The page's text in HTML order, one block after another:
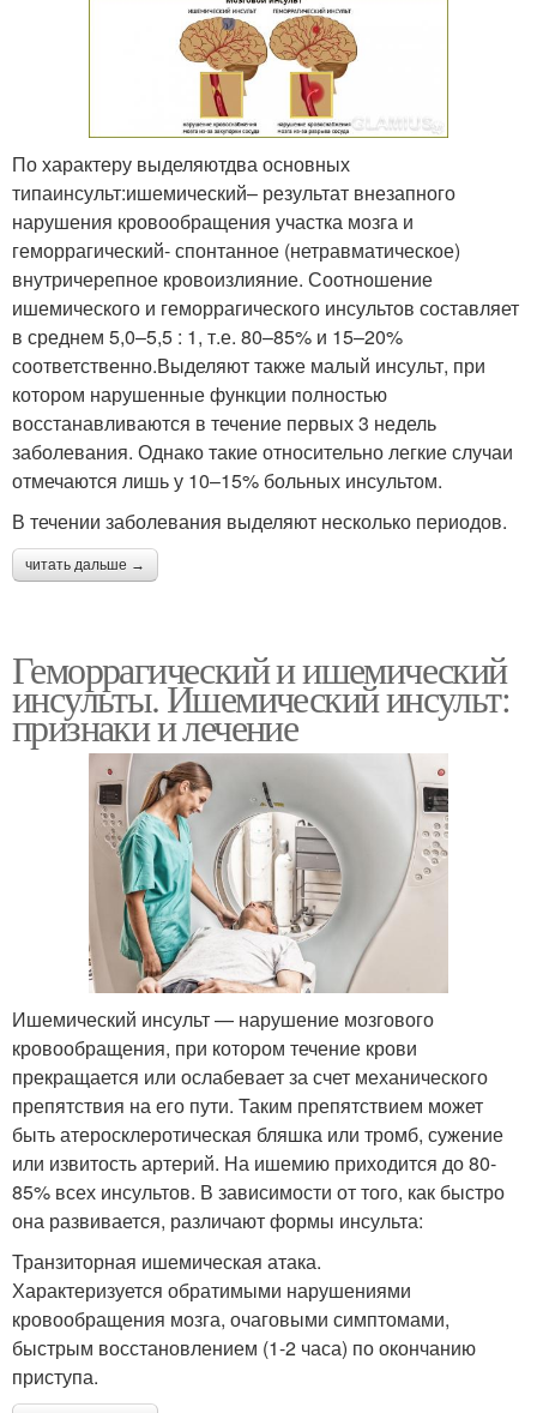
По характеру выделяютдва основных
типаинсульт:ишемический– результат внезапного
нарушения кровообращения участка мозга и
геморрагический- спонтанное (нетравматическое)
внутричерепное кровоизлияние. Соотношение
ишемического и геморрагического инсультов составляет
в среднем 5,0–5,5 : 1, т.е. 80–85% и 15–20%
соответственно.Выделяют также малый инсульт, при
котором нарушенные функции полностью
восстанавливаются в течение первых 3 недель
заболевания. Однако такие относительно легкие случаи
отмечаются лишь у 10–15% больных инсультом.
В течении заболевания выделяют несколько периодов.
читать дальше →
Геморрагический и ишемический
инсульты. Ишемический инсульт:
признаки и лечение
Ишемический инсульт — нарушение мозгового
кровообращения, при котором течение крови
прекращается или ослабевает за счет механического
препятствия на его пути. Таким препятствием может
быть атеросклеротическая бляшка или тромб, сужение
или извитость артерий. На ишемию приходится до 80-
85% всех инсультов. В зависимости от того, как быстро
она развивается, различают формы инсульта:
Транзиторная ишемическая атака.
Характеризуется обратимыми нарушениями
кровообращения мозга, очаговыми симптомами,
быстрым восстановлением (1-2 часа) по окончанию
приступа.